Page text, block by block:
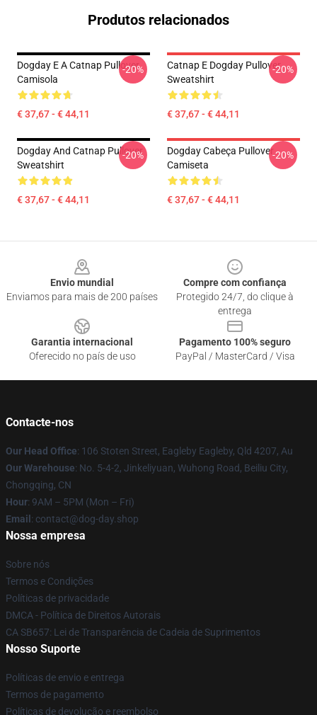
Produtos relacionados
Dogday E A Catnap Pullover
Camisola
€ 37,67 - € 44,11
-20%
Catnap E Dogday Pullover
Sweatshirt
€ 37,67 - € 44,11
-20%
Dogday And Catnap Pullover
Sweatshirt
€ 37,67 - € 44,11
-20%
Dogday Cabeça Pullover
Camiseta
€ 37,67 - € 44,11
-20%
Envio mundial
Enviamos para mais de 200 países
Compre com confiança
Protegido 24/7, do clique à
entrega
Garantia internacional
Oferecido no país de uso
Pagamento 100% seguro
PayPal / MasterCard / Visa
Contacte-nos
Our Head Office: 106 Stoten Street, Eagleby Eagleby, Qld 4207, Au
Our Warehouse: No. 5-4-2, Jinkeliyuan, Wuhong Road, Beiliu City,
Chongqing, CN
Hour: 9AM – 5PM (Mon – Fri)
Email : contact@dog-day.shop
Nossa empresa
Sobre nós
Termos e Condições
Políticas de privacidade
DMCA - Política de Direitos Autorais
CA SB657: Lei de Transparência de Cadeia de Suprimentos
Nosso Suporte
Políticas de envio e entrega
Termos de pagamento
Políticas de devolução e reembolso